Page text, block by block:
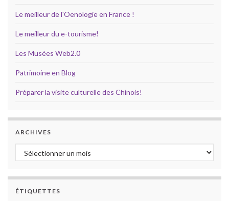
Le meilleur de l'Oenologie en France !
Le meilleur du e-tourisme!
Les Musées Web2.0
Patrimoine en Blog
Préparer la visite culturelle des Chinois!
ARCHIVES
Archives
ÉTIQUETTES